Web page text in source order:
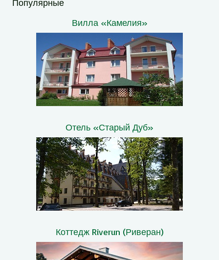
Популярные
Вилла «Камелия»
Отель «Старый Дуб»
Коттедж Riverun (Риверан)